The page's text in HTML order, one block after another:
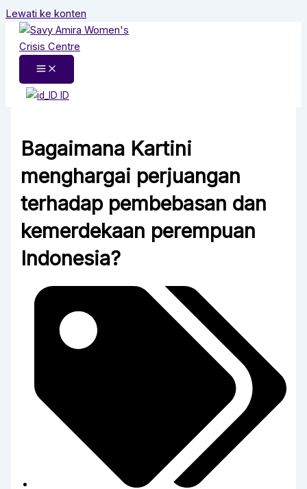
Lewati ke konten
ID
Bagaimana Kartini
menghargai perjuangan
terhadap pembebasan dan
kemerdekaan perempuan
Indonesia?